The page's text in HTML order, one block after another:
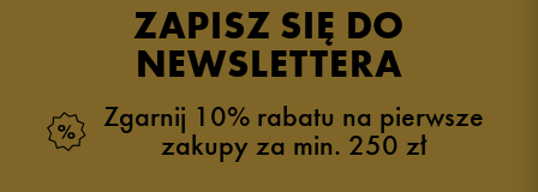
ZAPISZ SIĘ DO
NEWSLETTERA
Zgarnij 10% rabatu na pierwsze
zakupy za min. 250 zł